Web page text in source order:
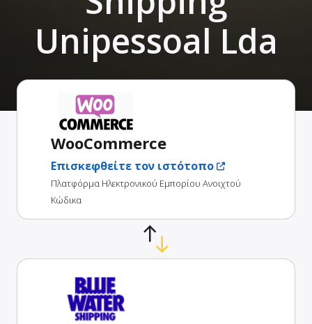
Unipessoal Lda
WooCommerce
Επισκεφθείτε τον ιστότοπο
Πλατφόρμα Ηλεκτρονικού Εμπορίου Ανοιχτού
Κώδικα